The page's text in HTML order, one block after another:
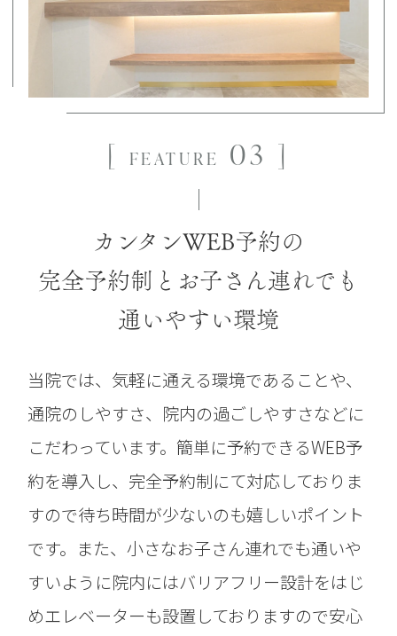
[ FEATURE 03 ]
カンタンWEB予約の
完全予約制と お子さん連れでも
通いやすい環境
当院では、気軽に通える環境であることや、
通院のしやすさ、院内の過ごしやすさなどに
こだわっています。簡単に予約できるWEB予
約を導入し、完全予約制にて対応しておりま
すので待ち時間が少ないのも嬉しいポイント
です。また、小さなお子さん連れでも通いや
すいように院内にはバリアフリー設計をはじ
めエレベーターも設置しておりますので安心